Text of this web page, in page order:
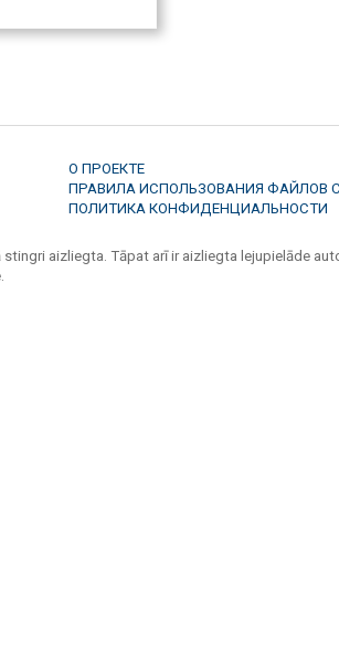
О ПРОЕКТЕ
ПРАВИЛА ИСПОЛЬЗОВАНИЯ ФАЙЛОВ
ПОЛИТИКА КОНФИДЕНЦИАЛЬНОСТИ
aizliegta. Tāpat arī ir aizliegta lejupielāde